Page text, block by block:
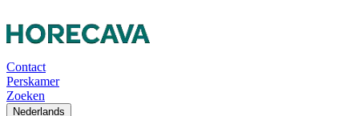
Contact
Perskamer
Zoeken
Nederlands